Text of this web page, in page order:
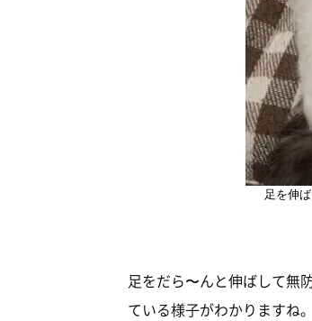
足を伸
足をだら〜んと伸ばして無
ている様子がわかりますね。